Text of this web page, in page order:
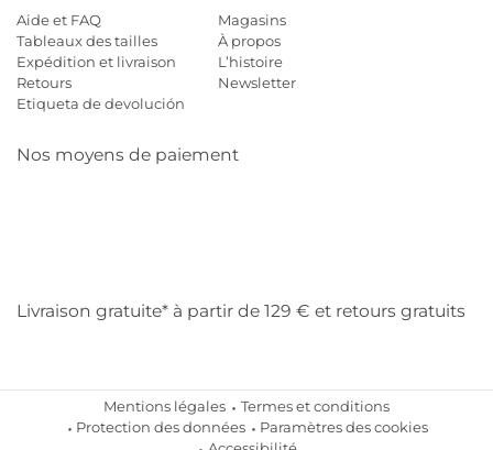
Aide et FAQ
Tableaux des tailles
Expédition et livraison
Retours
Etiqueta de devolución
Magasins
À propos
L’histoire
Newsletter
Nos moyens de paiement
Livraison gratuite* à partir de 129 € et retours gratuits
Mentions légales
Termes et conditions
Protection des données
Paramètres des cookies